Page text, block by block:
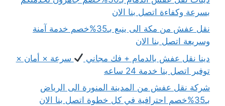
بسرعة وكفاءة اتصل بنا الان
نقل عفش من مكة الى ينبع بـ35%خصم خدمة آمنة
وسريعة اتصل بنا الان
دينا نقل عفش بالدمام + فك مجاني
سرعة × أمان ×
توفير اتصل بنا خدمة 24 ساعه
شركة نقل عفش من المدينة المنورة الى الرياض
بـ35%خصم احترافية في كل خطوة اتصل بنا الان